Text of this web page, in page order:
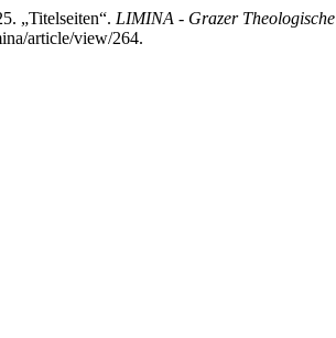
„Titelseiten“. LIMINA - Grazer
article/view/264.